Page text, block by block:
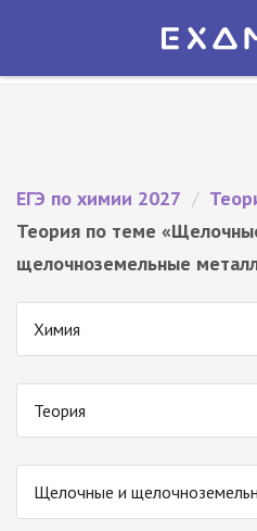
Экзамер — ЕГЭ 2027
ЕГЭ по химии 2027 /
Теория по теме
щелочноземельные
Химия
Теория
Щелочные и